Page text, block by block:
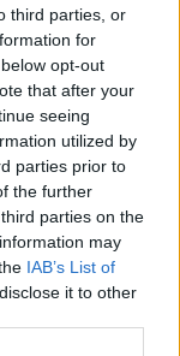
third parties, or
for
opt-out
that after your
seeing
utilized by
parties prior to
the further
parties on the
may
IAB’s List of
it to other
di
news